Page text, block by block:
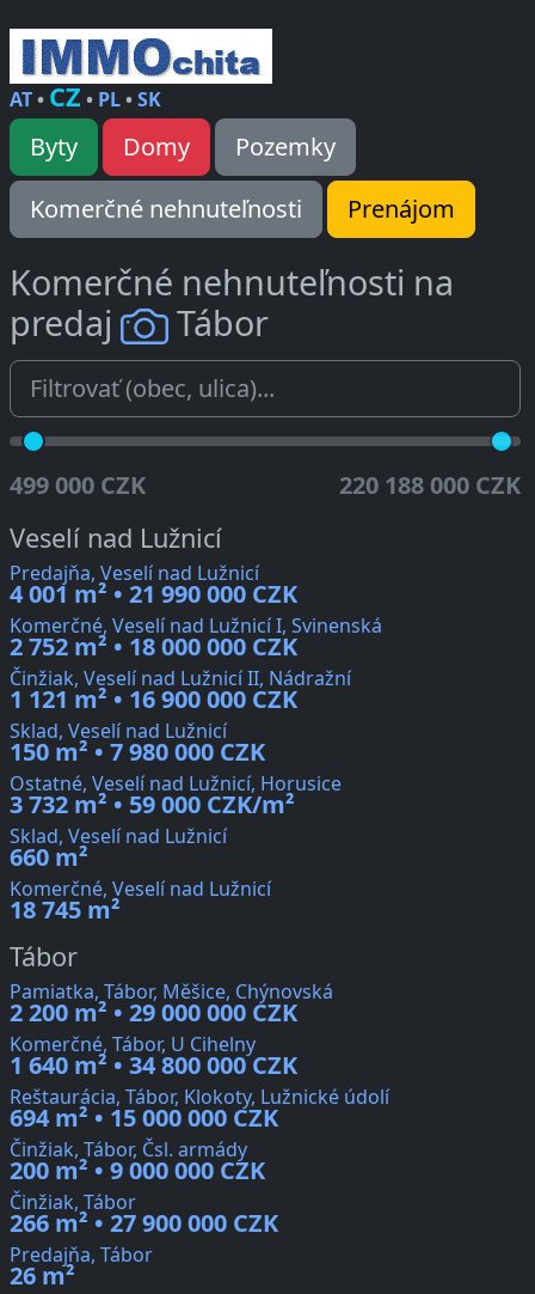
AT• CZ • PL•SK
Byty Domy
Pozemky
Komerčné nehnuteľnosti
Prenájom
Komerčné nehnuteľnosti na
predaj
Tábor
499 000 CZK 220 188 000 CZK
Veselí nad Lužnicí
Predajňa, Veselí nad Lužnicí
4 001 m² • 21 990 000 CZK
Komerčné, Veselí nad Lužnicí I, Svinenská
2 752 m² • 18 000 000 CZK
Činžiak, Veselí nad Lužnicí II, Nádražní
1 121 m² • 16 900 000 CZK
Sklad, Veselí nad Lužnicí
150 m² • 7 980 000 CZK
Ostatné, Veselí nad Lužnicí, Horusice
3 732 m² • 59 000 CZK/m²
Sklad, Veselí nad Lužnicí
660 m²
Komerčné, Veselí nad Lužnicí
18 745 m²
Tábor
Pamiatka, Tábor, Měšice, Chýnovská
2 200 m² • 29 000 000 CZK
Komerčné, Tábor, U Cihelny
1 640 m² • 34 800 000 CZK
Reštaurácia, Tábor, Klokoty, Lužnické údolí
694 m² • 15 000 000 CZK
Činžiak, Tábor, Čsl. armády
200 m² • 9 000 000 CZK
Činžiak, Tábor
266 m² • 27 900 000 CZK
Predajňa, Tábor
26 m²